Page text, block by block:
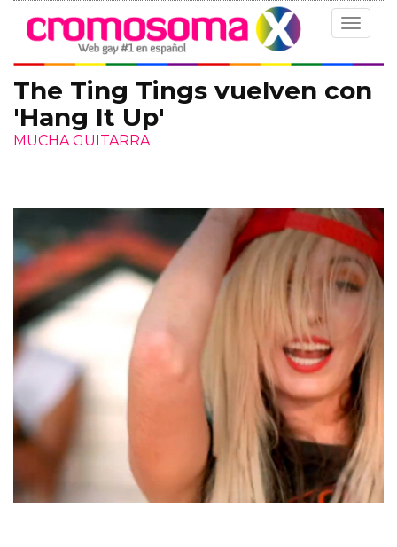
Toggle
The Ting Tings vuelven con
'Hang It Up'
MUCHA GUITARRA